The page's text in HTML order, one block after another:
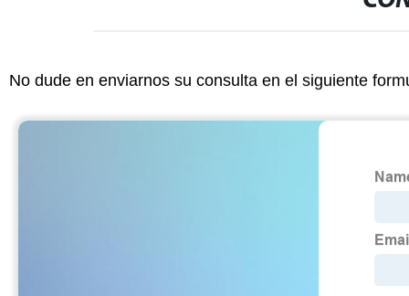
No dude en enviarnos su consulta en el siguiente